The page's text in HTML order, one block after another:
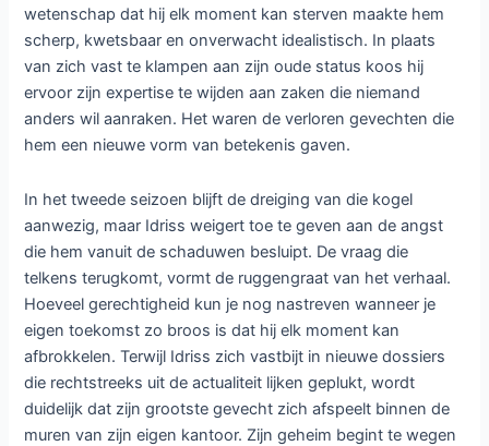
wetenschap dat hij elk moment kan sterven maakte hem
scherp, kwetsbaar en onverwacht idealistisch. In plaats
van zich vast te klampen aan zijn oude status koos hij
ervoor zijn expertise te wijden aan zaken die niemand
anders wil aanraken. Het waren de verloren gevechten die
hem een nieuwe vorm van betekenis gaven.
In het tweede seizoen blijft de dreiging van die kogel
aanwezig, maar Idriss weigert toe te geven aan de angst
die hem vanuit de schaduwen besluipt. De vraag die
telkens terugkomt, vormt de ruggengraat van het verhaal.
Hoeveel gerechtigheid kun je nog nastreven wanneer je
eigen toekomst zo broos is dat hij elk moment kan
afbrokkelen. Terwijl Idriss zich vastbijt in nieuwe dossiers
die rechtstreeks uit de actualiteit lijken geplukt, wordt
duidelijk dat zijn grootste gevecht zich afspeelt binnen de
muren van zijn eigen kantoor. Zijn geheim begint te wegen